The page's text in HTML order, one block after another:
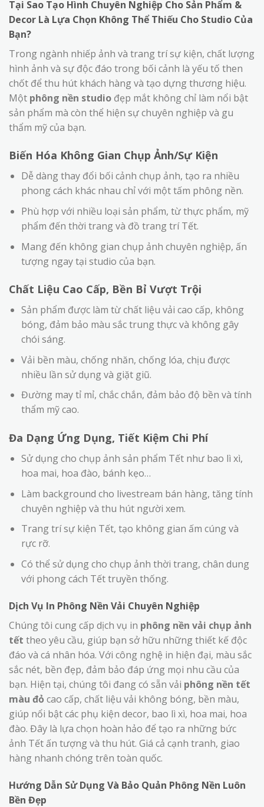
Tại Sao Tạo Hình Chuyên Nghiệp Cho Sản Phẩm &
Decor Là Lựa Chọn Không Thể Thiếu Cho Studio Của
Bạn?
Trong ngành nhiếp ảnh và trang trí sự kiện, chất lượng
hình ảnh và sự độc đáo trong bối cảnh là yếu tố then
chốt để thu hút khách hàng và tạo dựng thương hiệu.
Một phông nền studio đẹp mắt không chỉ làm nổi bật
sản phẩm mà còn thể hiện sự chuyên nghiệp và gu
thẩm mỹ của bạn.
Biến Hóa Không Gian Chụp Ảnh/Sự Kiện
Dễ dàng thay đổi bối cảnh chụp ảnh, tạo ra nhiều
phong cách khác nhau chỉ với một tấm phông nền.
Phù hợp với nhiều loại sản phẩm, từ thực phẩm, mỹ
phẩm đến thời trang và đồ trang trí Tết.
Mang đến không gian chụp ảnh chuyên nghiệp, ấn
tượng ngay tại studio của bạn.
Chất Liệu Cao Cấp, Bền Bỉ Vượt Trội
Sản phẩm được làm từ chất liệu vải cao cấp, không
bóng, đảm bảo màu sắc trung thực và không gây
chói sáng.
Vải bền màu, chống nhăn, chống lóa, chịu được
nhiều lần sử dụng và giặt giũ.
Đường may tỉ mỉ, chắc chắn, đảm bảo độ bền và tính
thẩm mỹ cao.
Đa Dạng Ứng Dụng, Tiết Kiệm Chi Phí
Sử dụng cho chụp ảnh sản phẩm Tết như bao lì xì,
hoa mai, hoa đào, bánh kẹo…
Làm background cho livestream bán hàng, tăng tính
chuyên nghiệp và thu hút người xem.
Trang trí sự kiện Tết, tạo không gian ấm cúng và
rực rỡ.
Có thể sử dụng cho chụp ảnh thời trang, chân dung
với phong cách Tết truyền thống.
Dịch Vụ In Phông Nền Vải Chuyên Nghiệp
Chúng tôi cung cấp dịch vụ in phông nền vải chụp ảnh
tết theo yêu cầu, giúp bạn sở hữu những thiết kế độc
đáo và cá nhân hóa. Với công nghệ in hiện đại, màu sắc
sắc nét, bền đẹp, đảm bảo đáp ứng mọi nhu cầu của
bạn. Hiện tại, chúng tôi đang có sẵn vải phông nền tết
màu đỏ cao cấp, chất liệu vải không bóng, bền màu,
giúp nổi bật các phụ kiện decor, bao lì xì, hoa mai, hoa
đào. Đây là lựa chọn hoàn hảo để tạo ra những bức
ảnh Tết ấn tượng và thu hút. Giá cả cạnh tranh, giao
hàng nhanh chóng trên toàn quốc.
Hướng Dẫn Sử Dụng Và Bảo Quản Phông Nền Luôn
Bền Đẹp